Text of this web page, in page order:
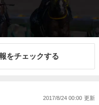
をチェックする
2017/8/24 00:00